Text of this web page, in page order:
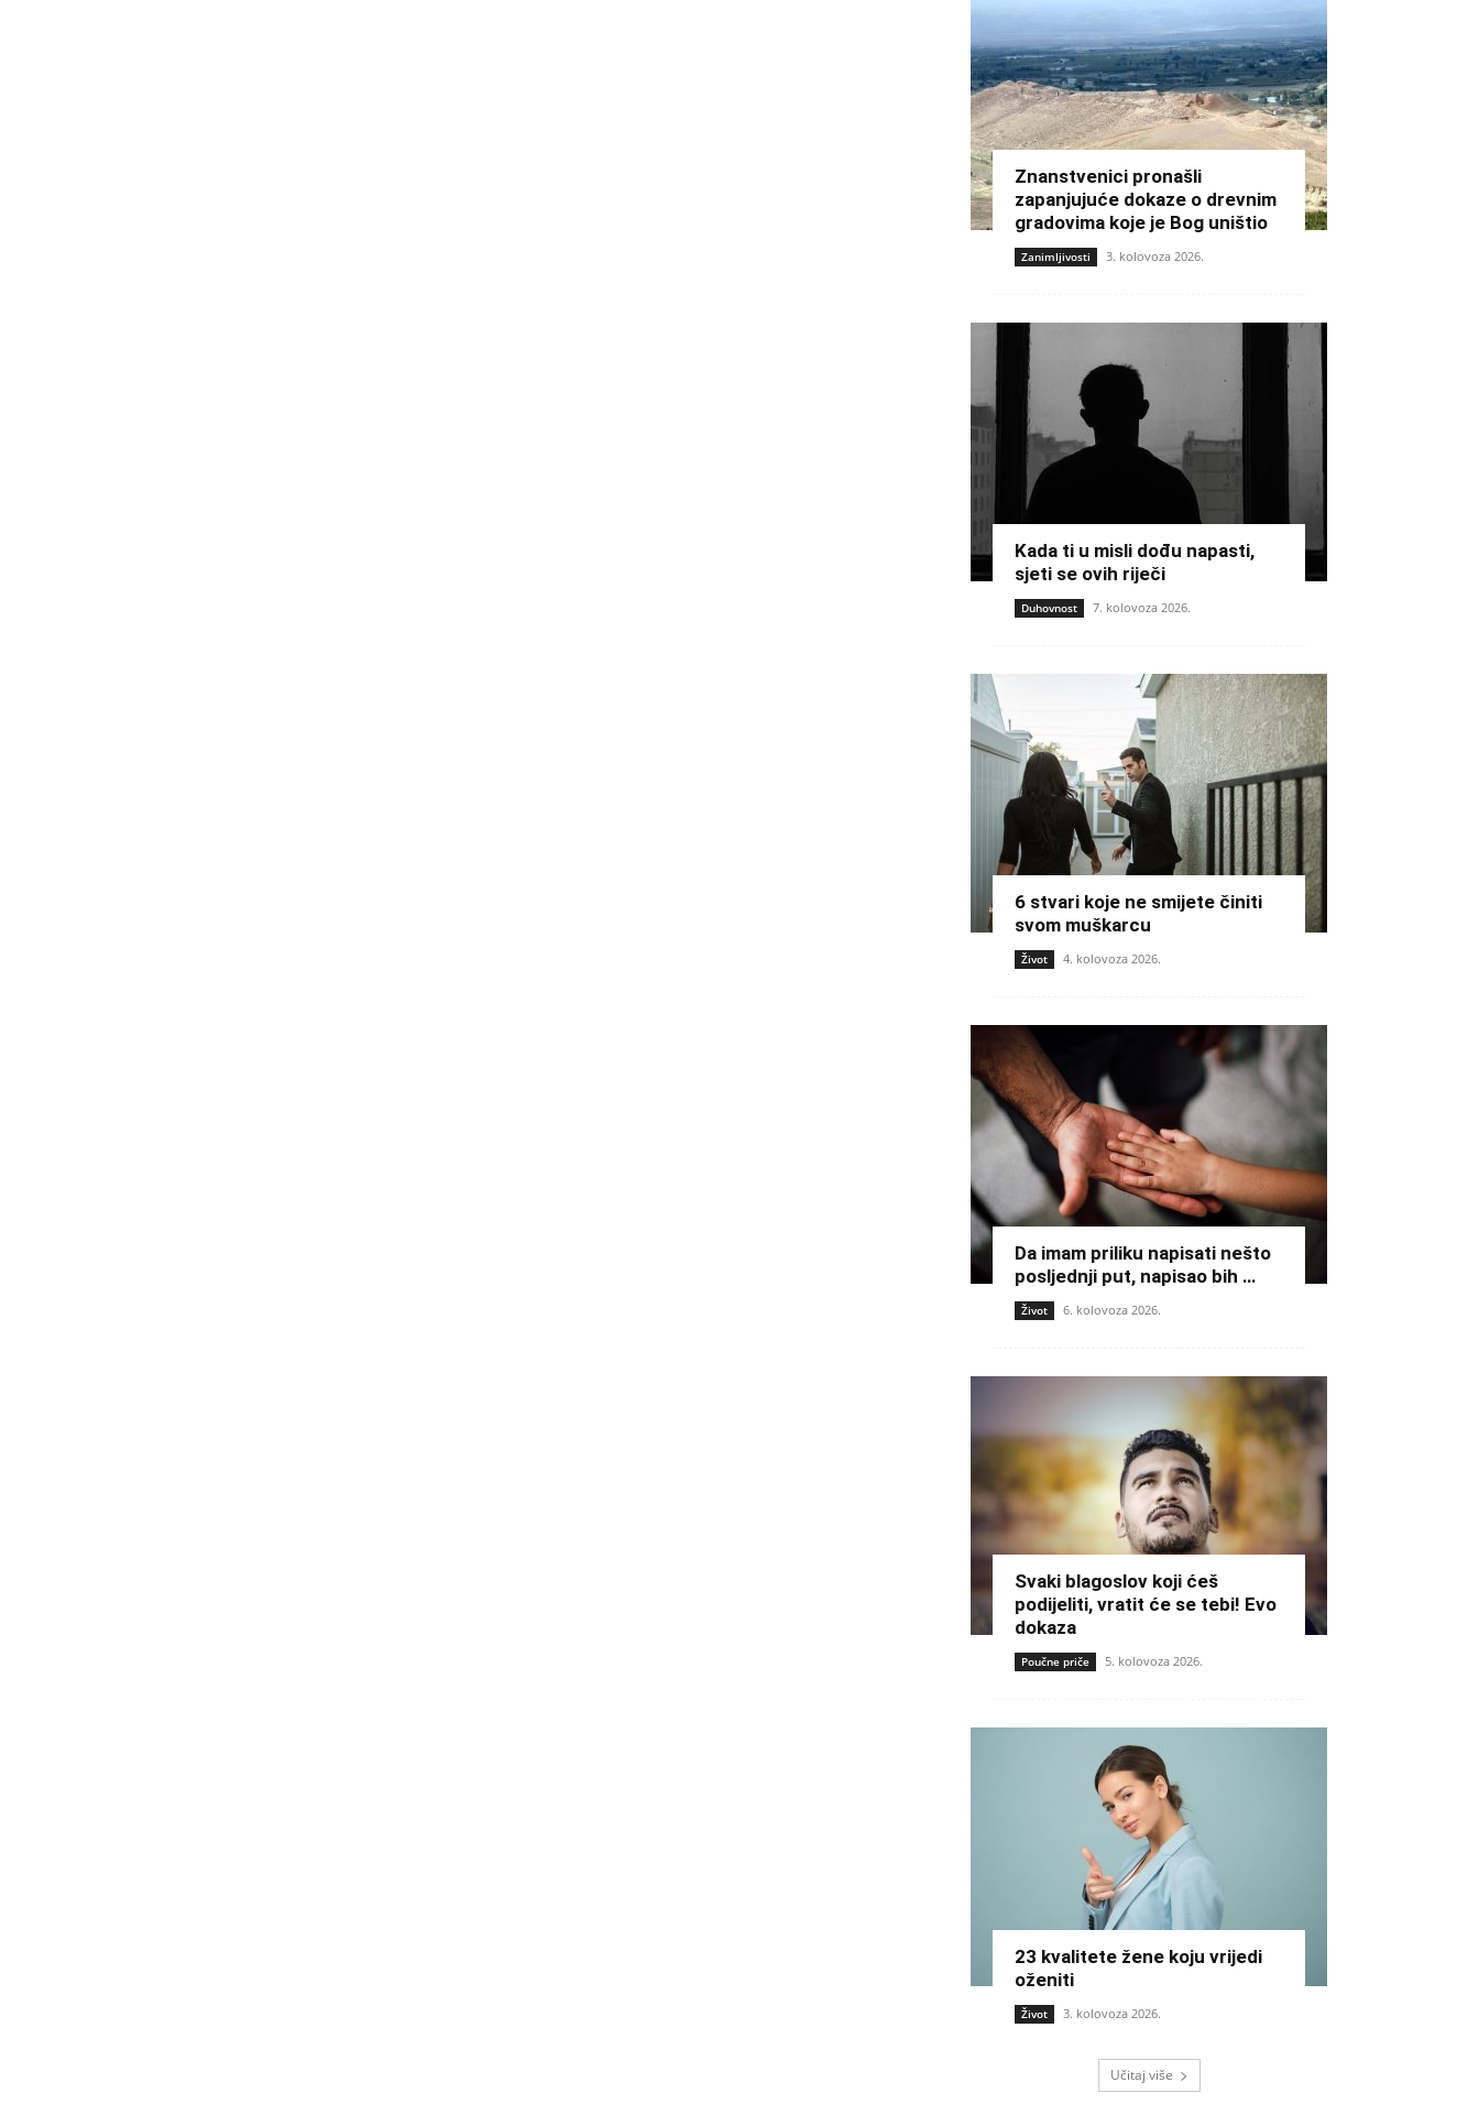
Znanstvenici pronašli
zapanjujuće dokaze o drevnim
gradovima koje je Bog uništio
Zanimljivosti 3. kolovoza 2026.
Kada ti u misli dođu napasti,
sjeti se ovih riječi
Duhovnost 7. kolovoza 2026.
6 stvari koje ne smijete činiti
svom muškarcu
Život 4. kolovoza 2026.
Da imam priliku napisati nešto
posljednji put, napisao bih …
Život 6. kolovoza 2026.
Svaki blagoslov koji ćeš
podijeliti, vratit će se tebi! Evo
dokaza
Poučne priče 5. kolovoza 2026.
23 kvalitete žene koju vrijedi
oženiti
Život 3. kolovoza 2026.
Učitaj više